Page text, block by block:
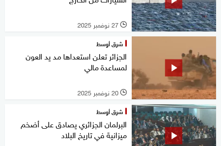
l 27 نوفمبر 2025
شرق أوسط
الجزائر تعلن استعداها مد يد العون
لمساعدة مالي
l 20 نوفمبر 2025
شرق أوسط
البرلمان الجزائري يصادق على أضخم
ميزانية في تاريخ البلاد